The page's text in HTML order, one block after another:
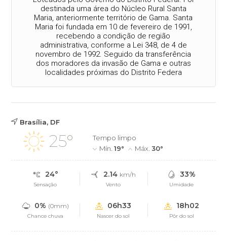
destinada uma área do Núcleo Rural Santa
Maria, anteriormente território de Gama. Santa
Maria foi fundada em 10 de fevereiro de 1991,
recebendo a condição de região
administrativa, conforme a Lei 348, de 4 de
novembro de 1992. Seguido da transferência
dos moradores da invasão de Gama e outras
localidades próximas do Distrito Federa
Brasília, DF
25°
Tempo limpo
Mín.19° Máx.30°
24°
Sensação
2.14 km/h
Vento
33%
Umidade
0% (0mm)
Chance chuva
06h33
Nascer do sol
18h02
Pôr do sol